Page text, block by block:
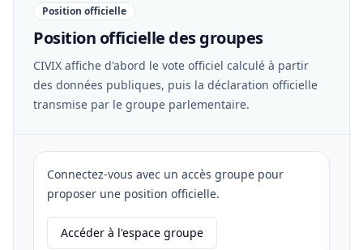
Position officielle
Position officielle des groupes
CIVIX affiche d'abord le vote officiel calculé à partir
des données publiques, puis la déclaration officielle
transmise par le groupe parlementaire.
Connectez-vous avec un accès groupe pour
proposer une position officielle.
Accéder à l'espace groupe